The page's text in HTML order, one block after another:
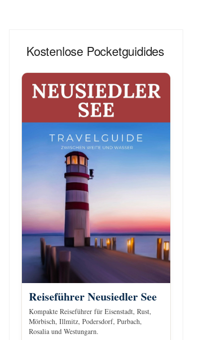
Kostenlose Pocketguidides
Reiseführer Neusiedler See
Kompakte Reiseführer für Eisenstadt, Rust,
Mörbisch, Illmitz, Podersdorf, Purbach,
Rosalia und Westungarn.